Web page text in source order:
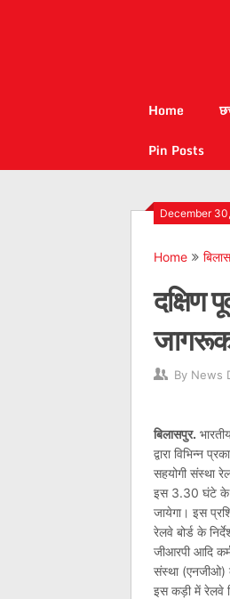
Home
Pin Posts
December
Home
दक्षिण
By News
बिलासपुर.
द्वारा विभिन्न
सहयोगी संस्था
इस 3.30 घंटे के
जायेगा। इस
रेलवे बोर्ड के
जीआरपी आदि
संस्था (एनजीओ)
इस कड़ी में रेलवे